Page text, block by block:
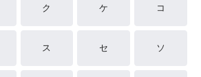
ク ケ コ
ス セ ソ